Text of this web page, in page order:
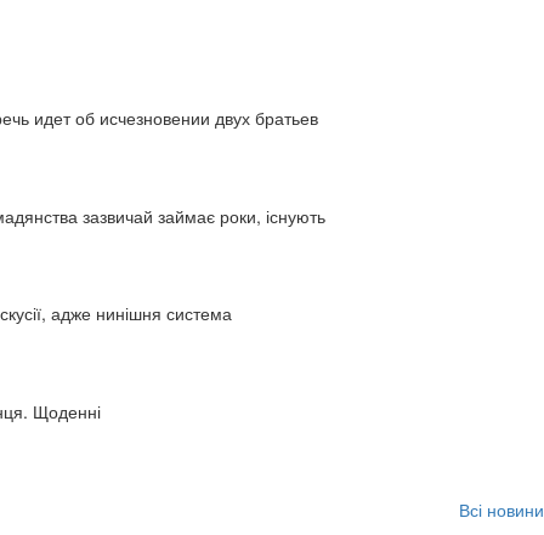
идет об исчезновении двух братьев
зазвичай займає роки, існують
адже нинішня система
Щоденні
Всі новини